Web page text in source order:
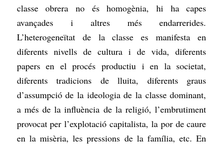
classe obrera no és homogènia, hi ha capes
avançades i altres més endarrerides.
L’heterogeneïtat de la classe es manifesta en
diferents nivells de cultura i de vida, diferents
papers en el procés productiu i en la societat,
diferents tradicions de lluita, diferents graus
d’assumpció de la ideologia de la classe dominant,
a més de la influència de la religió, l’embrutiment
provocat per l’explotació capitalista, la por de caure
en la misèria, les pressions de la família, etc. En